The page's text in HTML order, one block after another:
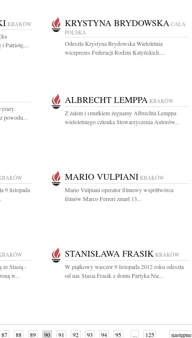
KRAKÓW
Patriotę,...
KRYSTYNA BRYDOWSKA CAŁA
POLSKA
Odeszła Krystyna Brydowska Wieloletnia
wiceprezes Federacji Rodzin Katyńskich....
powodu...
ALBRECHT LEMPPA KRAKÓW
Z żalem i smutkiem żegnamy Albrechta Lemppa
wieloletniego członka Stowarzyszenia Autorów...
9 listopada
MARIO VULPIANI KRAKÓW
Mario Vulpiani operator filmowy współtwórca
filmów Marco Ferreri zmarł 13...
ze Stasią -
w...
STANISŁAWA FRASIK KRAKÓW
W piątkowy wieczór 9 listopada 2012 roku odeszła
od nas Stasia Frasik z domu Partyka Nie...
87 88 89 90 91 92 93 94 95 ... 125 następne